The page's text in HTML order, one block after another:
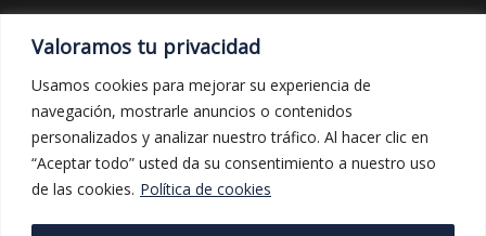
Valoramos tu privacidad
Usamos cookies para mejorar su experiencia de
navegación, mostrarle anuncios o contenidos
personalizados y analizar nuestro tráfico. Al hacer clic en
“Aceptar todo” usted da su consentimiento a nuestro uso
de las cookies. Política de cookies
LEGAL Y PROTECCIÓN
Aviso legal
Política de privacidad
Política de cookies